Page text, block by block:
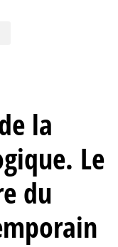
la
Le
du